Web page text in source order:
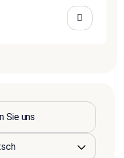
Sie uns